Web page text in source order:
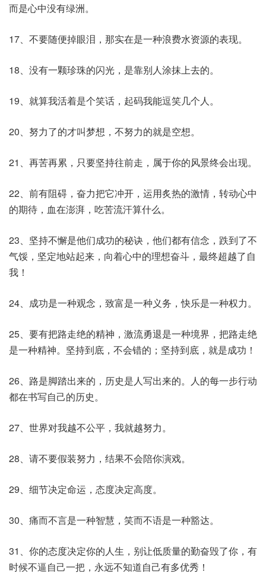
而是心中没有绿洲。
17、不要随便掉眼泪，那实在是一种浪费水资源的表现。
18、没有一颗珍珠的闪光，是靠别人涂抹上去的。
19、就算我活着是个笑话，起码我能逗笑几个人。
20、努力了的才叫梦想，不努力的就是空想。
21、再苦再累，只要坚持往前走，属于你的风景终会出现。
22、前有阻碍，奋力把它冲开，运用炙热的激情，转动心中
的期待，血在澎湃，吃苦流汗算什么。
23、坚持不懈是他们成功的秘诀，他们都有信念，跌到了不
气馁，坚定地站起来，向着心中的理想奋斗，最终超越了自
我！
24、成功是一种观念，致富是一种义务，快乐是一种权力。
25、要有把路走绝的精神，激流勇退是一种境界，把路走绝
是一种精神。坚持到底，不会错的；坚持到底，就是成功！
26、路是脚踏出来的，历史是人写出来的。人的每一步行动
都在书写自己的历史。
27、世界对我越不公平，我就越努力。
28、请不要假装努力，结果不会陪你演戏。
29、细节决定命运，态度决定高度。
30、痛而不言是一种智慧，笑而不语是一种豁达。
31、你的态度决定你的人生，别让低质量的勤奋毁了你，有
时候不逼自己一把，永远不知道自己有多优秀！